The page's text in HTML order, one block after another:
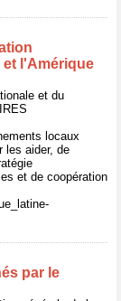
l'Amérique
et du
locaux
les aider, de
et de coopération
par le